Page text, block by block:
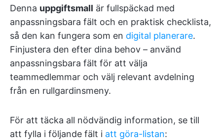
Denna uppgiftsmall är fullspäckad med
anpassningsbara fält och en praktisk checklista,
så den kan fungera som en digital planerare.
Finjustera den efter dina behov – använd
anpassningsbara fält för att välja
teammedlemmar och välj relevant avdelning
från en rullgardinsmeny.
För att täcka all nödvändig information, se till
att fylla i följande fält i att göra-listan: